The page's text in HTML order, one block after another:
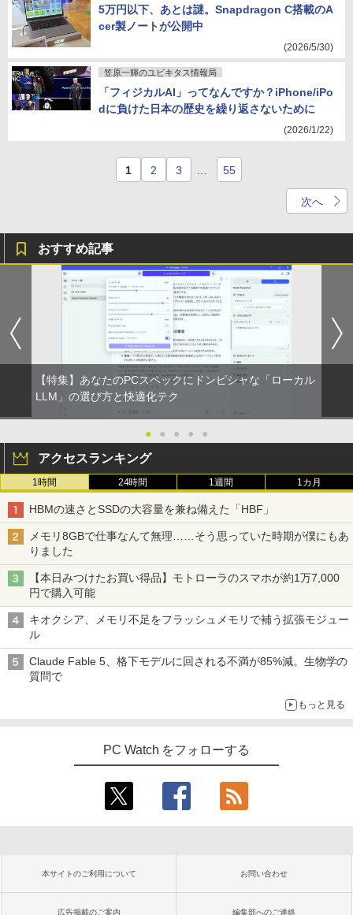
5万円以下、あとは謎。Snapdragon C搭載のA
cer製ノートが公開中
(2026/5/30)
笠原一輝のユビキタス情報局
「フィジカルAI」ってなんですか？iPhone/iPo
dに負けた日本の歴史を繰り返さないために
(2026/1/22)
1 2 3 55
次へ
おすすめ記事
【特集】あなたのPCスペックにドンピシャな「ローカル
LLM」の選び方と快適化テク
● ● ● ● ●
アクセスランキング
1時間 24時間 1週間 1カ月
HBMの速さとSSDの大容量を兼ね備えた「HBF」
メモリ8GBで仕事なんて無理……そう思っていた時期が僕にもあ
りました
【本日みつけたお買い得品】モトローラのスマホが約1万7,000
円で購入可能
キオクシア、メモリ不足をフラッシュメモリで補う拡張モジュー
ル
Claude Fable 5、格下モデルに回される不満が85%減。生物学の
質問で
もっと見る
PC Watch をフォローする
本サイトのご利用について お問い合わせ
広告掲載のご案内 編集部へのご連絡